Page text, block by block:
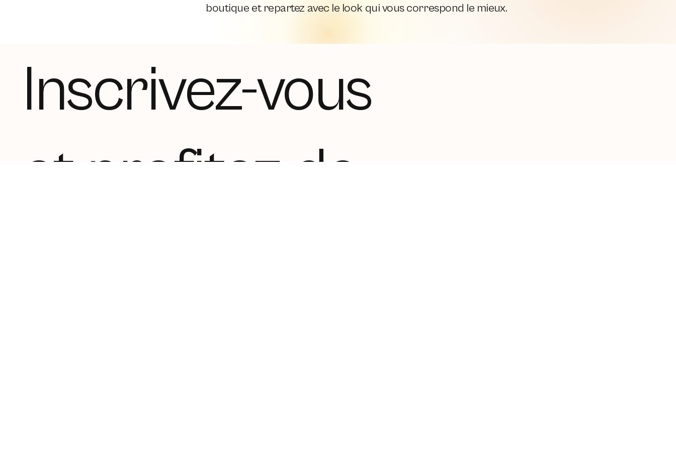
boutique et repartez avec le look qui vous correspond le mieux.
Inscrivez-vous
et profitez de